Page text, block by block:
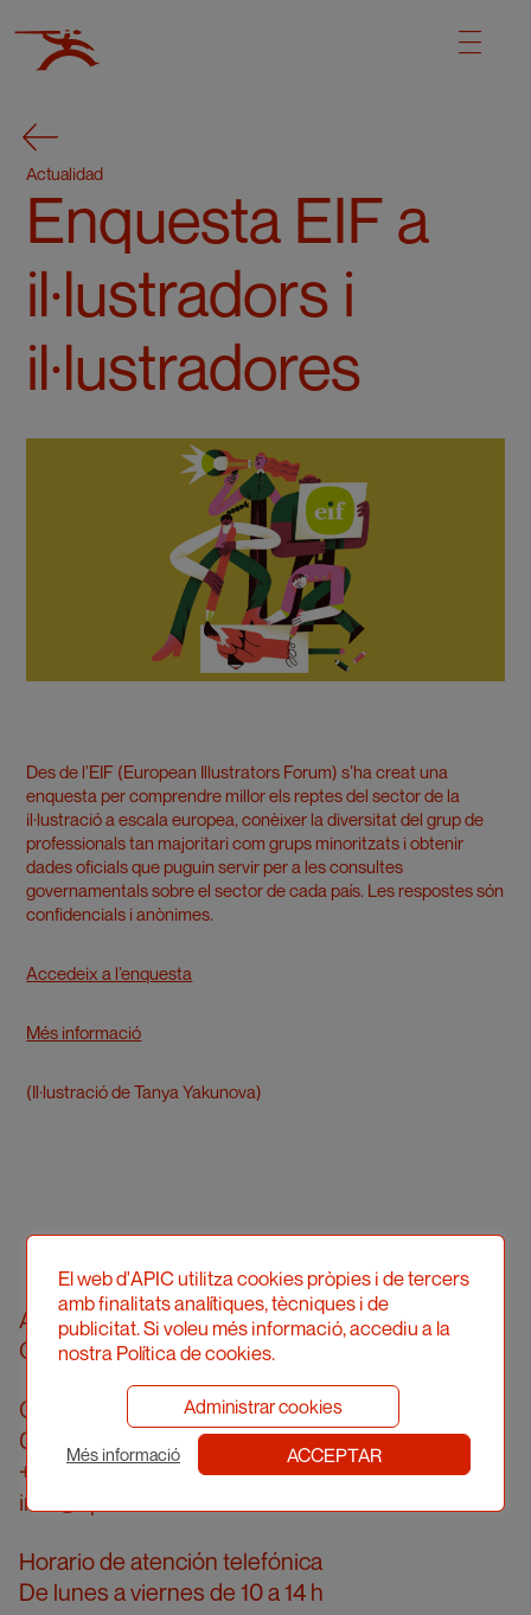
Actualidad
Enquesta EIF a
il·lustradors i
il·lustradores
Des de l’EIF (European Illustrators Forum) s’ha creat una
enquesta per comprendre millor els reptes del sector de la
il·lustració a escala europea, conèixer la diversitat del grup de
professionals tan majoritari com grups minoritzats i obtenir
dades oficials que puguin servir per a les consultes
governamentals sobre el sector de cada país. Les respostes són
confidencials i anònimes.
Accedeix a l’enquesta
Més informació
(Il·lustració de Tanya Yakunova)
Asociació Professional d'Il·lustradors de
Catalunya
Calle Londres, 96, pral. 2a
08036 Barcelona
+34 934 161 474
info@apic.cat
Horario de atención telefónica
De lunes a viernes de 10 a 14 h
El web d'APIC utilitza cookies pròpies i de tercers
amb finalitats analítiques, tècniques i de
publicitat. Si voleu més informació, accediu a la
nostra Política de cookies.
Administrar cookies
Més informació ACCEPTAR